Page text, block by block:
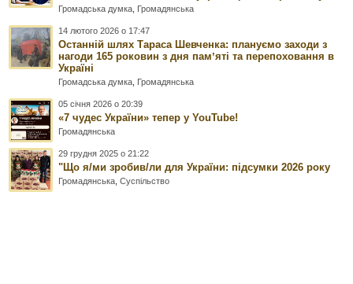
Громадська думка Громадянська
14 лютого 2026 о 17:47
Останній шлях Тараса Шевченка: плануємо заходи з
нагоди 165 роковин з дня памʼяті та перепоховання в
Україні
Громадська думка Громадянська
05 січня 2026 о 20:39
«7 чудес України» тепер у YouTube!
Громадянська
29 грудня 2025 о 21:22
"Що я/ми зробив/ли для України: підсумки 2026 року
Громадянська ,Суспільство